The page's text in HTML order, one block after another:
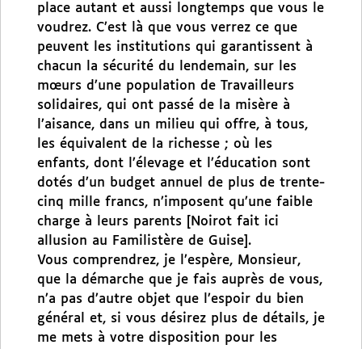
place autant et aussi longtemps que vous le
voudrez. C’est là que vous verrez ce que
peuvent les institutions qui garantissent à
chacun la sécurité du lendemain, sur les
mœurs d’une population de Travailleurs
solidaires, qui ont passé de la misère à
l’aisance, dans un milieu qui offre, à tous,
les équivalent de la richesse ; où les
enfants, dont l’élevage et l’éducation sont
dotés d’un budget annuel de plus de trente-
cinq mille francs, n’imposent qu’une faible
charge à leurs parents [Noirot fait ici
allusion au Familistère de Guise].
Vous comprendrez, je l’espère, Monsieur,
que la démarche que je fais auprès de vous,
n’a pas d’autre objet que l’espoir du bien
général et, si vous désirez plus de détails, je
me mets à votre disposition pour les